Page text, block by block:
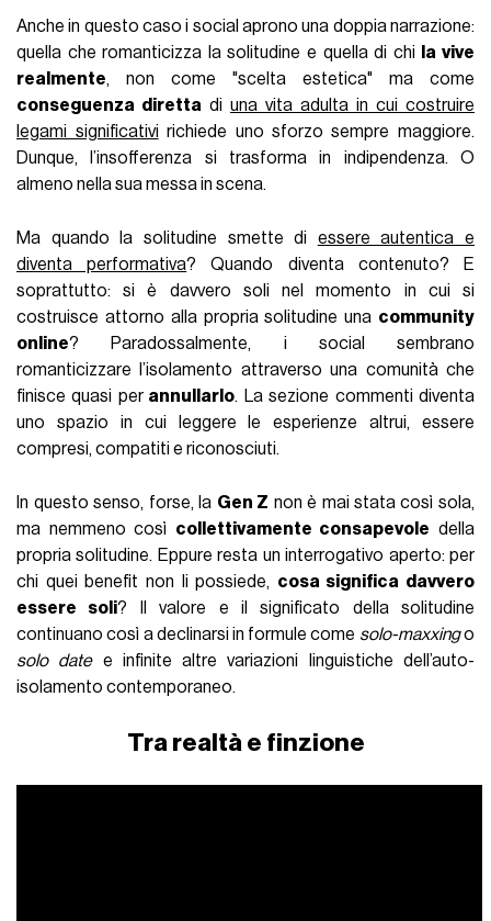
Anche in questo caso i social aprono una doppia narrazione:
quella che romanticizza la solitudine e quella di chi
la vive
realmente, non come "scelta estetica" ma come
conseguenza diretta diuna vita adulta in cui costruire
legami significativi richiede uno sforzo sempre maggiore.
Dunque, l’insofferenza si trasforma in indipendenza. O
almeno nella sua messa in scena.
Ma quando la solitudine smette di essere autentica e
diventa performativa? Quando diventa contenuto? E
soprattutto: si è davvero soli nel momento in cui si
costruisce attorno alla propria solitudine una community
online? Paradossalmente, i social sembrano
romanticizzare l’isolamento attraverso una comunità che
finisce quasi perannullarlo. La sezione commenti diventa
uno spazio in cui leggere le esperienze altrui, essere
compresi, compatiti e riconosciuti.
In questo senso, forse, la Gen Z non è mai stata così sola,
ma nemmeno così collettivamente consapevole della
propria solitudine. Eppure resta un interrogativo aperto: per
chi quei benefit non li possiede, cosa significa davvero
essere soli? Il valore e il significato della solitudine
continuano così a declinarsi in formule come solo-maxxingo
solo datee infinite altre variazioni linguistiche dell’auto-
isolamento contemporaneo.
Tra realtà e finzione